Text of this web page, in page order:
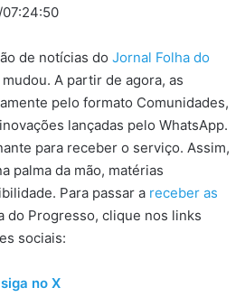
de notícias do Jornal Folha do
A partir de agora, as
pelo formato Comunidades,
lançadas pelo WhatsApp.
para receber o serviço. Assim,
palma da mão, matérias
Para passar a receber as
do Progresso, clique nos links
sociais:
no X